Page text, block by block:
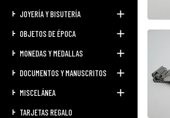
JOYERÍA Y BISUTERÍA
OBJETOS DE ÉPOCA
MONEDAS Y MEDALLAS
DOCUMENTOS Y MANUSCRITOS
MISCELÁNEA
TARJETAS REGALO